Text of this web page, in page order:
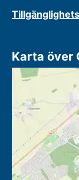
Karta över